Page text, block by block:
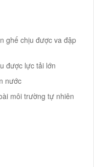
ghế chịu được va đập
được lực tải lớn
nước
môi trường tự nhiên